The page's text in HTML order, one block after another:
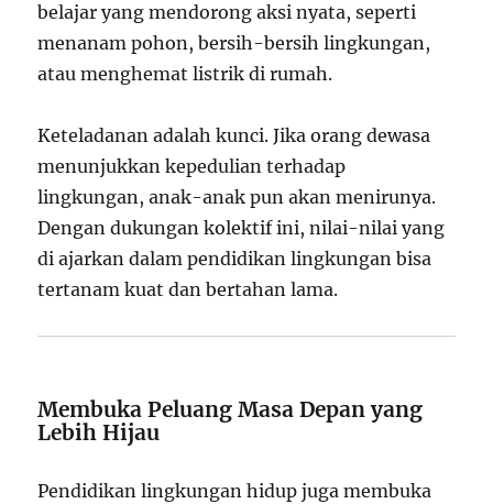
belajar yang mendorong aksi nyata, seperti
menanam pohon, bersih-bersih lingkungan,
atau menghemat listrik di rumah.
Keteladanan adalah kunci. Jika orang dewasa
menunjukkan kepedulian terhadap
lingkungan, anak-anak pun akan menirunya.
Dengan dukungan kolektif ini, nilai-nilai yang
di ajarkan dalam pendidikan lingkungan bisa
tertanam kuat dan bertahan lama.
Membuka Peluang Masa Depan yang
Lebih Hijau
Pendidikan lingkungan hidup juga membuka